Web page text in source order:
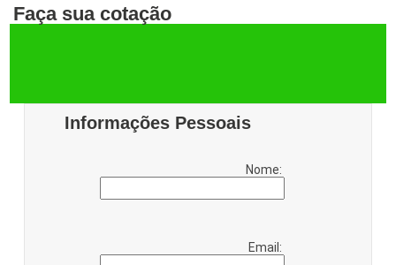
Faça sua cotação
Informações Pessoais
Nome:
Email: